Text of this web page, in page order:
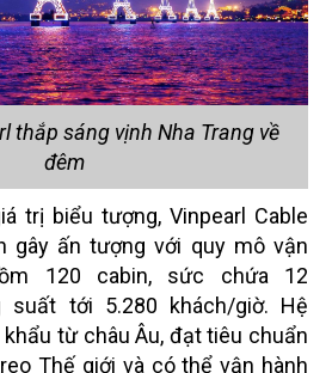
thắp sáng vịnh Nha Trang về
đêm
trị biểu tượng, Vinpearl Cable
gây ấn tượng với quy mô vận
120 cabin, sức chứa 12
suất tới 5.280 khách/giờ. Hệ
từ châu Âu, đạt tiêu chuẩn
Thế giới và có thể vận hành